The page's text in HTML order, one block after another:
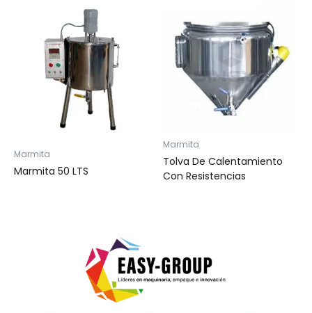
Marmita
Marmita 50 LTS
Marmita
Tolva De Calentamiento
Con Resistencias